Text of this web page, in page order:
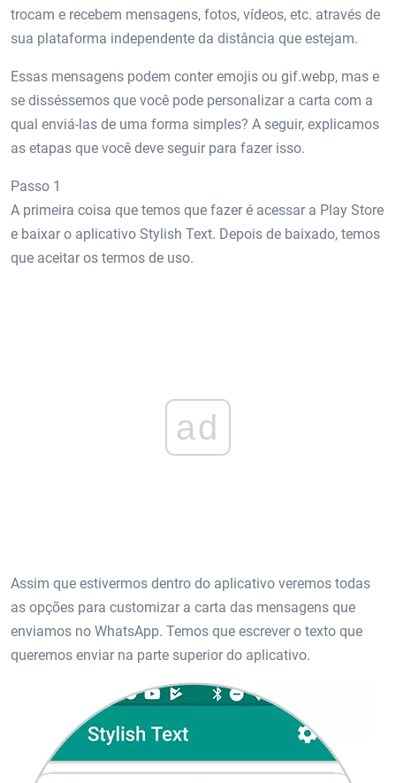
trocam e recebem mensagens, fotos, vídeos, etc. através de
sua plataforma independente da distância que estejam.
Essas mensagens podem conter emojis ou gif.webp, mas e
se disséssemos que você pode personalizar a carta com a
qual enviá-las de uma forma simples? A seguir, explicamos
as etapas que você deve seguir para fazer isso.
Passo 1
A primeira coisa que temos que fazer é acessar a Play Store
e baixar o aplicativo Stylish Text. Depois de baixado, temos
que aceitar os termos de uso.
ad
Assim que estivermos dentro do aplicativo veremos todas
as opções para customizar a carta das mensagens que
enviamos no WhatsApp. Temos que escrever o texto que
queremos enviar na parte superior do aplicativo.